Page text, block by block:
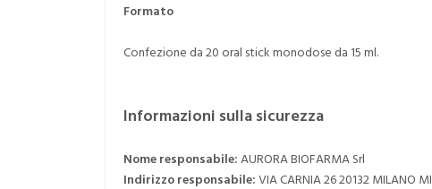
Formato
Confezione da 20 oral stick monodose da 15 ml.
Informazioni sulla sicurezza
Nome responsabile:AURORA BIOFARMA Srl
Indirizzo responsabile:VIA CARNIA 26 20132 MILANO MI